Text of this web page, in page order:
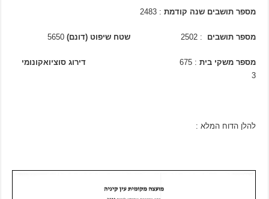
מספר תושבים שנה קודמת : 2483
מספר תושבים : 2502 שטח שיפוט (דונם) 5650
מספר משקי בית : 675
דירוג סוציואקונומי
3
להלן הדוח המלא :